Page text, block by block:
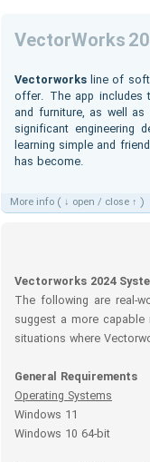
VectorWorks
Vectorworksline of
offer. The app includes
and furniture, as well
significant engineering
learning simple and
has become.
More info ( ↓ open / close ↑ )
Vectorworks 2024
The following are real-
suggest a more
situations where
General Requirements
Operating Systems
Windows 11
Windows 10 64-bit